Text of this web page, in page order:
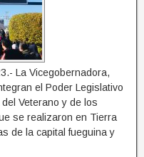
La Vicegobernadora,
el Poder Legislativo
Veterano y de los
se realizaron en Tierra
de la capital fueguina y